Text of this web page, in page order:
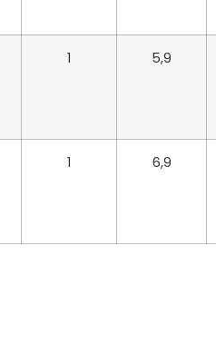
1 5,9
1 6,9